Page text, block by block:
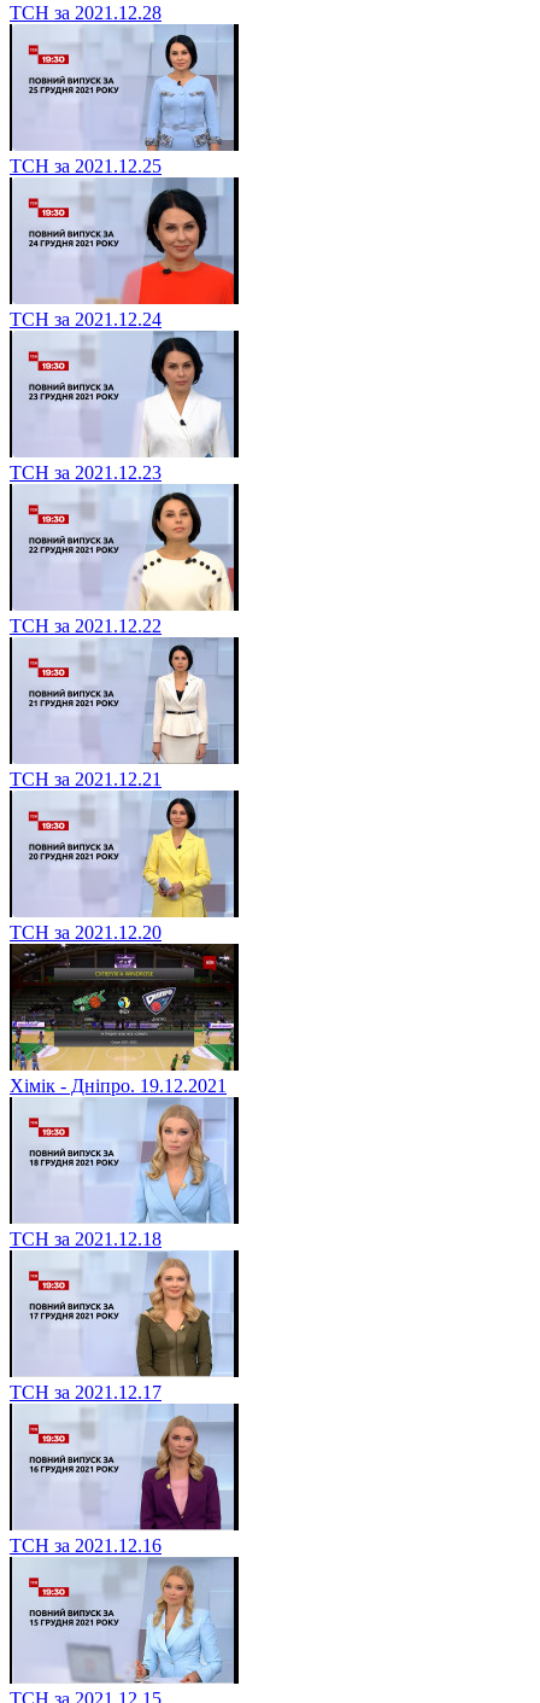
ТСН за 2021.12.28
ТСН за 2021.12.25
ТСН за 2021.12.24
ТСН за 2021.12.23
ТСН за 2021.12.22
ТСН за 2021.12.21
ТСН за 2021.12.20
Хімік - Дніпро. 19.12.2021
ТСН за 2021.12.18
ТСН за 2021.12.17
ТСН за 2021.12.16
ТСН за 2021.12.15